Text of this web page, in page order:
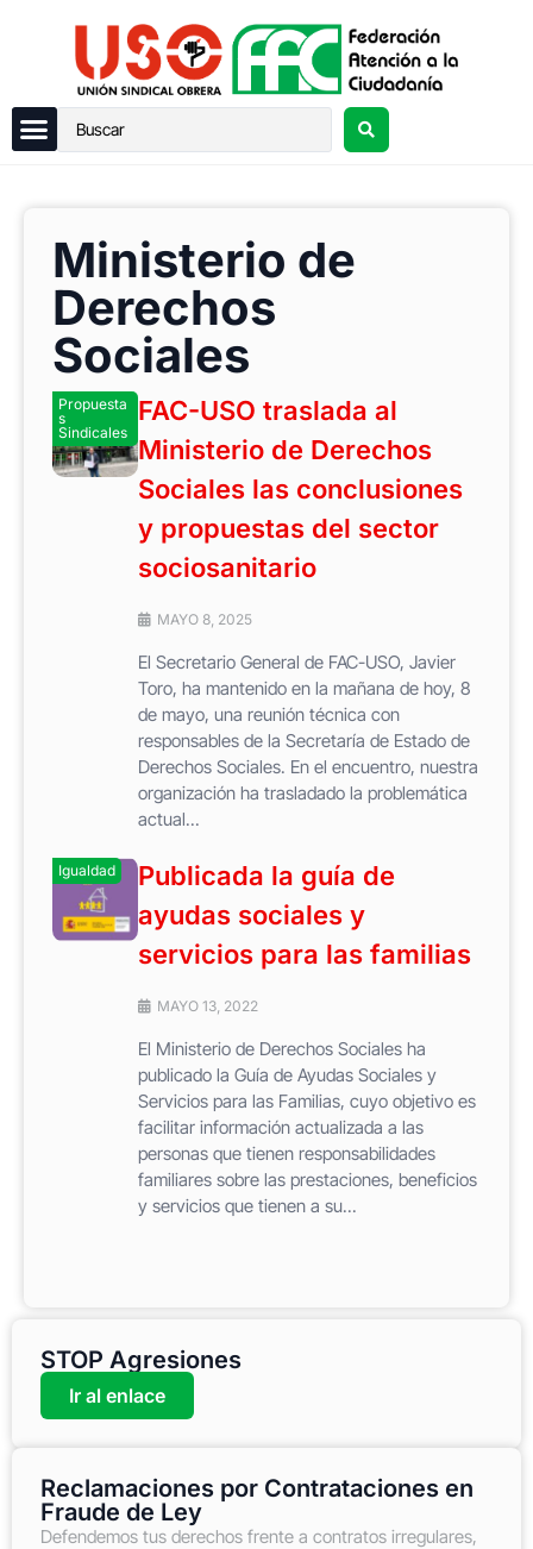
Ministerio de
Derechos
Sociales
Propuesta
s
Sindicales
FAC-USO traslada al
Ministerio de Derechos
Sociales las conclusiones
y propuestas del sector
sociosanitario
MAYO 8, 2025
El Secretario General de FAC-USO, Javier
Toro, ha mantenido en la mañana de hoy, 8
de mayo, una reunión técnica con
responsables de la Secretaría de Estado de
Derechos Sociales. En el encuentro, nuestra
organización ha trasladado la problemática
actual...
Igualdad
Publicada la guía de
ayudas sociales y
servicios para las familias
MAYO 13, 2022
El Ministerio de Derechos Sociales ha
publicado la Guía de Ayudas Sociales y
Servicios para las Familias, cuyo objetivo es
facilitar información actualizada a las
personas que tienen responsabilidades
familiares sobre las prestaciones, beneficios
y servicios que tienen a su...
STOP Agresiones
Ir al enlace
Reclamaciones por Contrataciones en
Fraude de Ley
Defendemos tus derechos frente a contratos irregulares,